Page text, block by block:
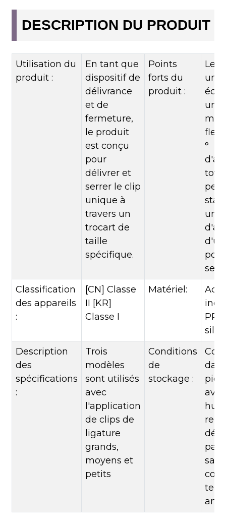
DESCRIPTION DU PRODUIT
Utilisation du
produit :
En tant que
dispositif de
délivrance
et de
fermeture,
le produit
est conçu
pour
délivrer et
serrer le clip
unique à
travers un
trocart de
taille
spécifique.
Points
forts du
produit :
Le
un
un
°
une
Classification
des appareils
:
[CN] Classe
II [KR]
Classe I
Matériel:
Description
des
spécifications
:
Trois
modèles
sont utilisés
avec
l'application
de clips de
ligature
grands,
moyens et
petits
Conditions
de
stockage :
pas